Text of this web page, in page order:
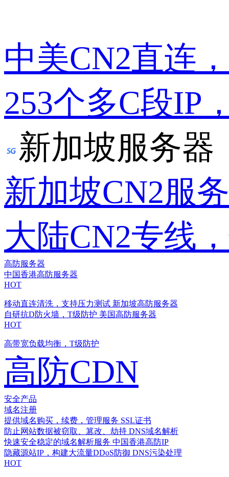
中美CN2直连
253个多C段IP
新加坡服务器
新加坡CN2服
大陆CN2专线
高防服务器
中国香港高防服务器
HOT
移动直连清洗，支持压力测试 新加坡高防服务器
自研抗D防火墙，T级防护 美国高防服务器
HOT
高带宽负载均衡，T级防护
高防CDN
安全产品
域名注册
提供域名购买，续费，管理服务 SSL证书
防止网站数据被窃取、篡改、劫持 DNS域名解析
快速安全稳定的域名解析服务 中国香港高防IP
隐藏源站IP，构建大流量DDoS防御 DNS污染处理
HOT